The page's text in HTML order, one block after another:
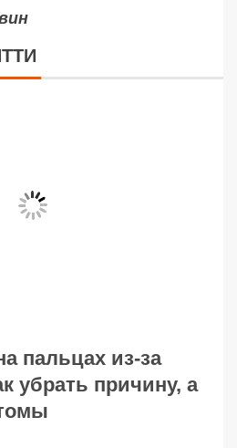
пальцах из-за
убрать причину, а